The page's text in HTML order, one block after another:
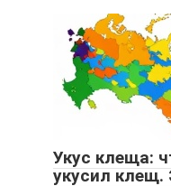
Укус клеща:
укусил клещ.